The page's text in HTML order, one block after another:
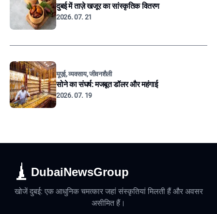
दुबई में ताज़े खजूर का सांस्कृतिक वितरण
2026. 07. 21
यूएई, व्यवसाय, जीवनशैली
सोने का संघर्ष: मजबूत डॉलर और महंगाई
2026. 07. 19
DubaiNewsGroup
खोजें दुबई: एक आधुनिक चमत्कार जहां संस्कृतियां मिलती हैं और अवसर
असीमित हैं।